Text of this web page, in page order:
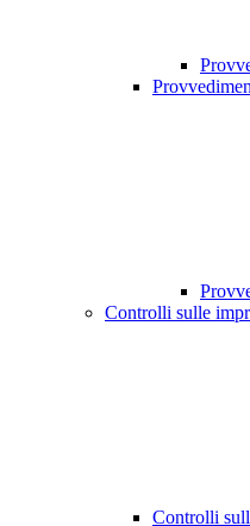
Controlli sulle
Controlli